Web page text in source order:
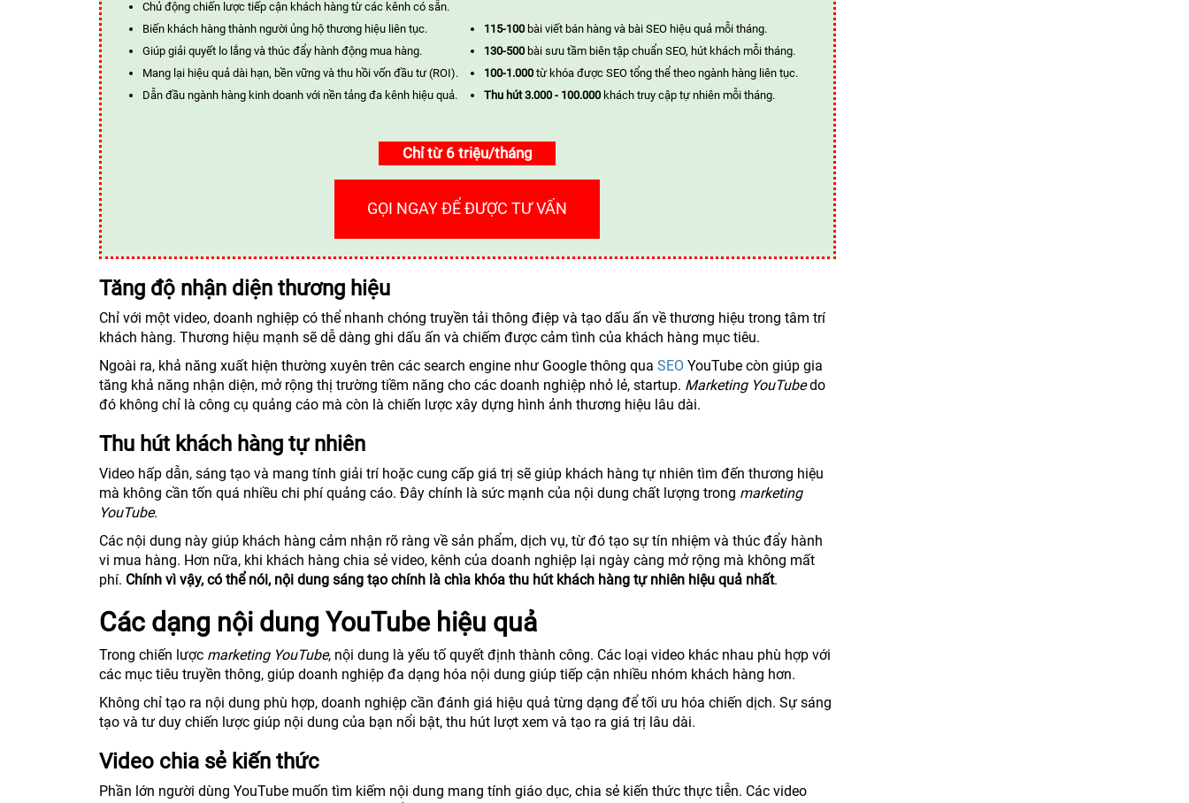
Chủ động chiến lược tiếp cận khách hàng từ các kênh có sẵn.
Biến khách hàng thành người ủng hộ thương hiệu liên tục.
Giúp giải quyết lo lắng và thúc đẩy hành động mua hàng.
Mang lại hiệu quả dài hạn, bền vững và thu hồi vốn đầu tư (ROI).
Dẫn đầu ngành hàng kinh doanh với nền tảng đa kênh hiệu quả.
115-100 bài viết bán hàng và bài SEO hiệu quả mỗi tháng.
130-500 bài sưu tầm biên tập chuẩn SEO, hút khách mỗi tháng.
100-1.000 từ khóa được SEO tổng thể theo ngành hàng liên tục.
Thu hút 3.000 - 100.000 khách truy cập tự nhiên mỗi tháng.
Chỉ từ 6 triệu/tháng
GỌI NGAY ĐỂ ĐƯỢC TƯ VẤN
Tăng độ nhận diện thương hiệu
Chỉ với một video, doanh nghiệp có thể nhanh chóng truyền tải thông điệp và tạo dấu ấn về thương hiệu trong tâm trí
khách hàng. Thương hiệu mạnh sẽ dễ dàng ghi dấu ấn và chiếm được cảm tình của khách hàng mục tiêu.
Ngoài ra, khả năng xuất hiện thường xuyên trên các search engine như Google thông qua SEO YouTube còn giúp gia
tăng khả năng nhận diện, mở rộng thị trường tiềm năng cho các doanh nghiệp nhỏ lẻ, startup. Marketing YouTubedo
đó không chỉ là công cụ quảng cáo mà còn là chiến lược xây dựng hình ảnh thương hiệu lâu dài.
Thu hút khách hàng tự nhiên
Video hấp dẫn, sáng tạo và mang tính giải trí hoặc cung cấp giá trị sẽ giúp khách hàng tự nhiên tìm đến thương hiệu
mà không cần tốn quá nhiều chi phí quảng cáo. Đây chính là sức mạnh của nội dung chất lượng trong marketing
YouTube.
Các nội dung này giúp khách hàng cảm nhận rõ ràng về sản phẩm, dịch vụ, từ đó tạo sự tín nhiệm và thúc đẩy hành
vi mua hàng. Hơn nữa, khi khách hàng chia sẻ video, kênh của doanh nghiệp lại ngày càng mở rộng mà không mất
phí. Chính vì vậy, có thể nói, nội dung sáng tạo chính là chìa khóa thu hút khách hàng tự nhiên hiệu quả nhất.
Các dạng nội dung YouTube hiệu quả
Trong chiến lược marketing YouTube, nội dung là yếu tố quyết định thành công. Các loại video khác nhau phù hợp với
các mục tiêu truyền thông, giúp doanh nghiệp đa dạng hóa nội dung giúp tiếp cận nhiều nhóm khách hàng hơn.
Không chỉ tạo ra nội dung phù hợp, doanh nghiệp cần đánh giá hiệu quả từng dạng để tối ưu hóa chiến dịch. Sự sáng
tạo và tư duy chiến lược giúp nội dung của bạn nổi bật, thu hút lượt xem và tạo ra giá trị lâu dài.
Video chia sẻ kiến thức
Phần lớn người dùng YouTube muốn tìm kiếm nội dung mang tính giáo dục, chia sẻ kiến thức thực tiễn. Các video